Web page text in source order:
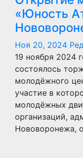
«Юность
Ноя 20, 2024
19 ноября 2024
состоялось
молодёжного
участие в
молодёжных
организаций,
Нововоронежа,